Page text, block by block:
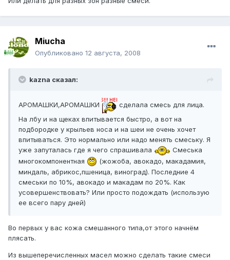
Miucha
Опубликовано 12 августа, 2008
kazna сказал:
АРОМАШКИ,АРОМАШКИ
сделала смесь для лица.
На лбу и на щеках впитывается быстро, а вот на
подбородке у крыльев носа и на шеи не очень хочет
впитываться. Это нормально или надо менять смеську. Я
уже запуталась где я чего спрашивала
Смеська
многокомпонентная
(жожоба, авокадо, макадамия,
миндаль, абрикос,пшеница, виноград). Последние 4
смеськи по 10%, авокадо и макадам по 20%. Как
усовершенствовать? Или просто подождать (использую
ее всего пару дней)
Во первых у вас кожа смешанного типа,от этого начнём
плясать.
Из вышеперечисленных масел можно сделать такие смеси